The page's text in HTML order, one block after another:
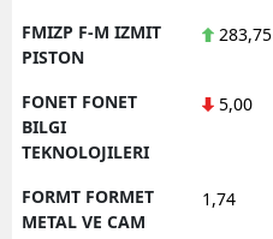
FMIZP F-M IZMIT
PISTON
283,75
FONET FONET
BILGI
TEKNOLOJILERI
5,00
FORMT FORMET
METAL VE CAM
1,74